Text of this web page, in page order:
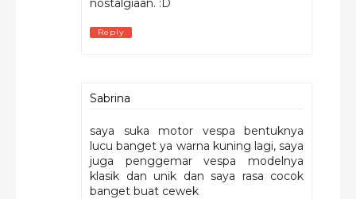
nostalgiaan. :D
Reply
Sabrina
saya suka motor vespa bentuknya
lucu banget ya warna kuning lagi, saya
juga penggemar vespa modelnya
klasik dan unik dan saya rasa cocok
banget buat cewek